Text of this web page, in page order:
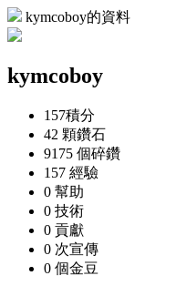
kymcoboy的資料
kymcoboy
157積分
42 顆鑽石
9175 個碎鑽
157 經驗
0 幫助
0 技術
0 貢獻
0 次宣傳
0 個金豆